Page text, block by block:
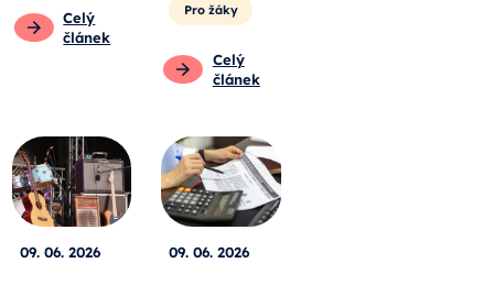
Celý
článek
Pro žáky
Celý
článek
09. 06. 2026 09. 06. 2026